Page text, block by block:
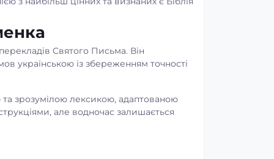
Святого Письма. Він
українською із збереженням точності
та зрозумілою лексикою, адаптованою
але водночас залишається